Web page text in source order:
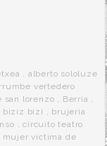
, alberto sololuze
vertedero
san lorenzo , Berria ,
biziz bizi , brujeria
,circuito teatro
mujer victima de